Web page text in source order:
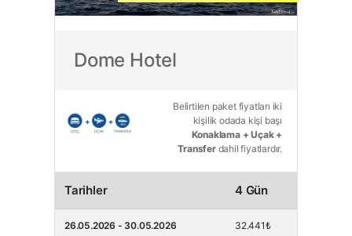
Dome Hotel
Belirtilen paket fiyatları iki
kişilik odada kişi başı
Konaklama + Uçak +
Transferdahil fiyatlardır.
Tarihler 4 Gün
26.05.2026 - 30.05.2026 32.441₺